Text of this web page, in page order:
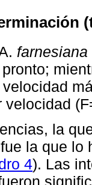
farnesiana
velocidad
la
la que lo
4). Las